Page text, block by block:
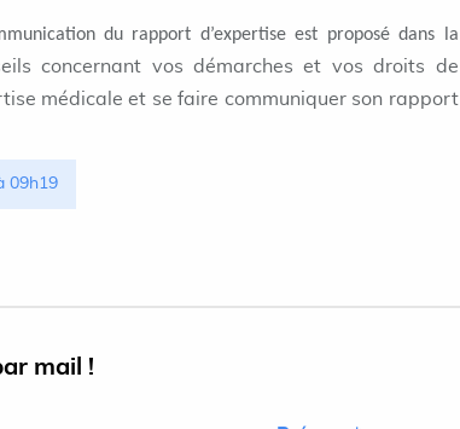
du rapport d’expertise est proposé dans la
concernant vos démarches et vos droits de
médicale et se faire communiquer son rapport
09h19
mail !